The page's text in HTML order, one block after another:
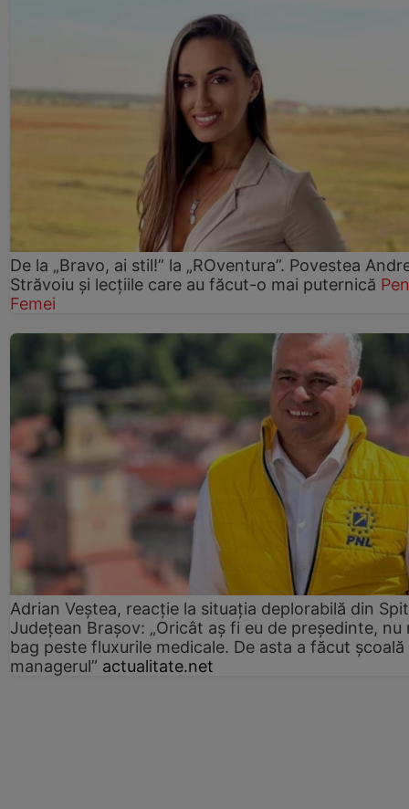
De la „Bravo, ai stil!” la „ROventura”. Povestea
Străvoiu și lecțiile care au făcut-o mai puternică
Femei
Adrian Veștea, reacție la situația deplorabilă din
Județean Brașov: „Oricât aș fi eu de președinte, nu
bag peste fluxurile medicale. De asta a făcut școală
managerul” actualitate.net